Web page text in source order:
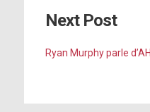
Next Post
Ryan Murphy parle